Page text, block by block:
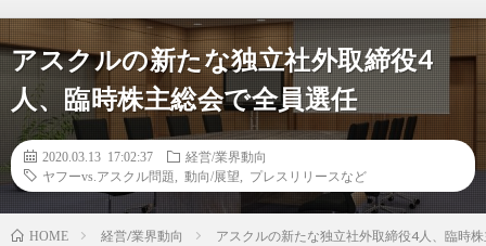
アスクルの新たな独立社外取締役4
人、臨時株主総会で全員選任
2020.03.13 17:02:37
経営/業界動向
ヤフーvs.アスクル問題
動向/展望 プレスリリースなど
HOME 経営/業界動向 アスクルの新たな独立社外取締役4人、臨時